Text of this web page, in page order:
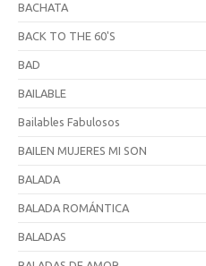
BACHATA
BACK TO THE 60'S
BAD
BAILABLE
Bailables Fabulosos
BAILEN MUJERES MI SON
BALADA
BALADA ROMÁNTICA
BALADAS